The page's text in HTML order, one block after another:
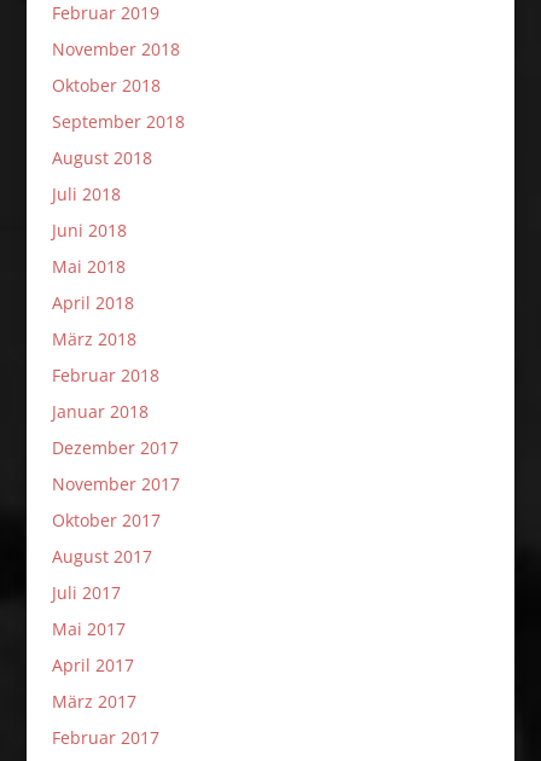
Februar 2019
November 2018
Oktober 2018
September 2018
August 2018
Juli 2018
Juni 2018
Mai 2018
April 2018
März 2018
Februar 2018
Januar 2018
Dezember 2017
November 2017
Oktober 2017
August 2017
Juli 2017
Mai 2017
April 2017
März 2017
Februar 2017